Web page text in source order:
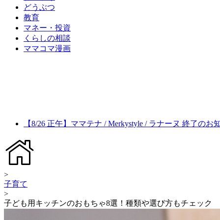
どうぶつ
教育
マネー・投資
くらしの相談
ママコマ漫画
【8/26 正午】ママテナ / Merkystyle / ラナーヌ 終了のお
>
子育て
>
子ども用キッチンのおもちゃ8選！種類や選び方もチェック